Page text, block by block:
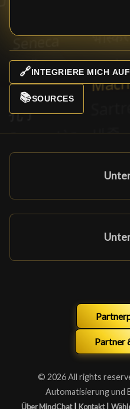
🔗INTEGRIERE MICH
📚SOURCES
Partner
© 2026 All rights
Automatisierung und
Über MindChat | Kontakt |